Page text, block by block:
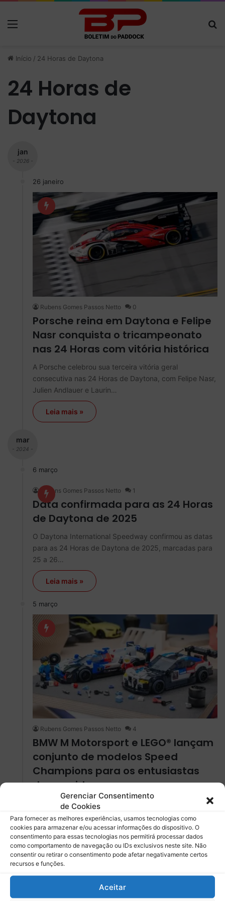
Gerenciar Consentimento
de Cookies
Para fornecer as melhores experiências, usamos tecnologias como
cookies para armazenar e/ou acessar informações do dispositivo. O
consentimento para essas tecnologias nos permitirá processar dados
como comportamento de navegação ou IDs exclusivos neste site. Não
consentir ou retirar o consentimento pode afetar negativamente certos
recursos e funções.
Aceitar
Início / 24 Horas de Daytona
24 Horas de
Daytona
jan
- 2026 -
26 janeiro
Rubens Gomes Passos Netto 0
Porsche reina em Daytona e Felipe
Nasr conquista o tricampeonato
nas 24 Horas com vitória histórica
A Porsche celebrou sua terceira vitória geral
consecutiva nas 24 Horas de Daytona, com Felipe Nasr,
Julien Andlauer e Laurin…
Leia mais »
mar
- 2024 -
6 março
Rubens Gomes Passos Netto 1
Data confirmada para as 24 Horas
de Daytona de 2025
O Daytona International Speedway confirmou as datas
para as 24 Horas de Daytona de 2025, marcadas para
25 a 26…
Leia mais »
5 março
Rubens Gomes Passos Netto 4
BMW M Motorsport e LEGO® lançam
conjunto de modelos Speed ​​
Champions para os entusiastas
das corridas
A parceria entre a BMW M Motorsport e a LEGO®
resultou no lançamento de um novo conjunto Speed ​​
Champions, composto…
Leia mais »
jul